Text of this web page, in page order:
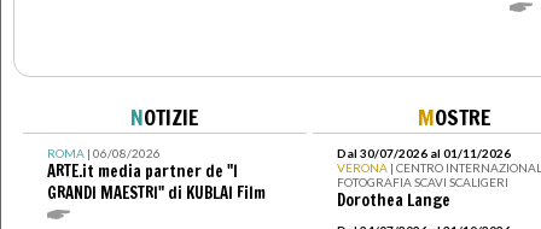
NOTIZIE
ROMA| 06/08/2026
ARTE.it media partner de "I
GRANDI MAESTRI" di KUBLAI Film
MOSTRE
Dal 30/07/2026 al 01/11/2026
VERONA | CENTRO
FOTOGRAFIA SCAVI SCALIGERI
Dorothea Lange